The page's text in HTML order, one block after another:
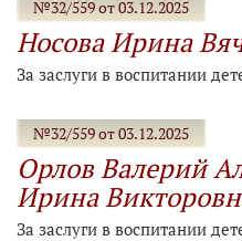
№32/559 от 03.12.2025
Носова Ирина
За заслуги в воспитании
№32/559 от 03.12.2025
Орлов Валерий
Ирина
За заслуги в воспитании